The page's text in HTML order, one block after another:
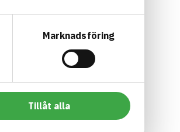
Marknadsföring
Tillåt alla